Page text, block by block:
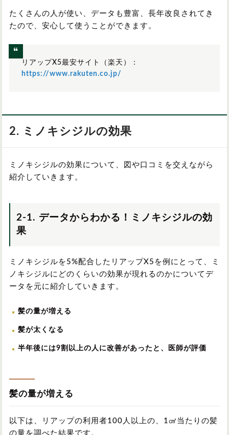
たくさんの人が使い、データも豊富、長年改良されてき
たので、安心して使うことができます。
リアップX5最安サイト（楽天）：
https://www.rakuten.co.jp/
2. ミノキシジルの効果
ミノキシジルの効果について、図や口コミを交えながら
紹介していきます。
2-1. データからわかる！ミノキシジルの効
果
ミノキシジルを5%配合したリアップX5を例にとって、ミ
ノキシジルにどのくらいの効果が現れるのかについてデ
ータを元に紹介していきます。
髪の量が増える
髪が太くなる
半年後には9割以上の人に改善があったと、医師が評価
髪の量が増える
以下は、リアップの利用者100人以上の、1㎠当たりの髪
の量を調べた結果です。